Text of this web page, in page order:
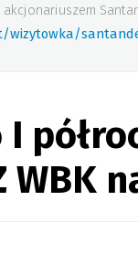
akcjonariuszem
WBK